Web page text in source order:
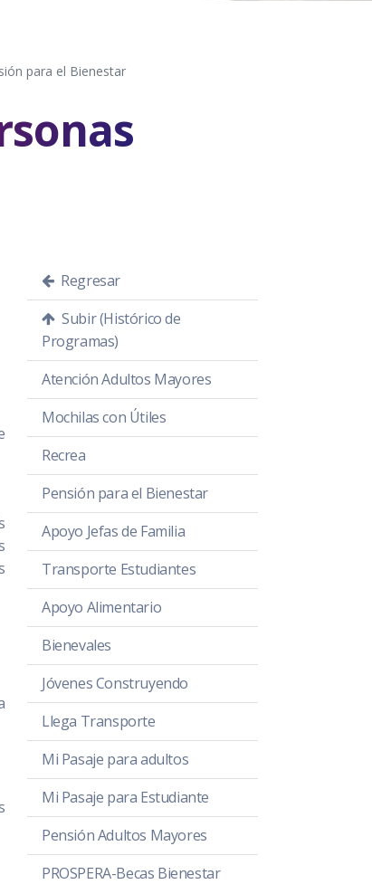
para el Bienestar
Regresar
Subir (Histórico de
Programas)
Atención Adultos Mayores
Mochilas con Útiles
Recrea
Pensión para el Bienestar
Apoyo Jefas de Familia
Transporte Estudiantes
Apoyo Alimentario
Bienevales
Jóvenes Construyendo
Llega Transporte
Mi Pasaje para adultos
Mi Pasaje para Estudiante
Pensión Adultos Mayores
PROSPERA-Becas Bienestar